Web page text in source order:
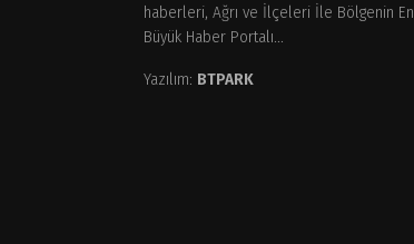
haberleri, Ağrı ve İlçeleri İle Bölgenin En
Büyük Haber Portalı...
Yazılım: BTPARK